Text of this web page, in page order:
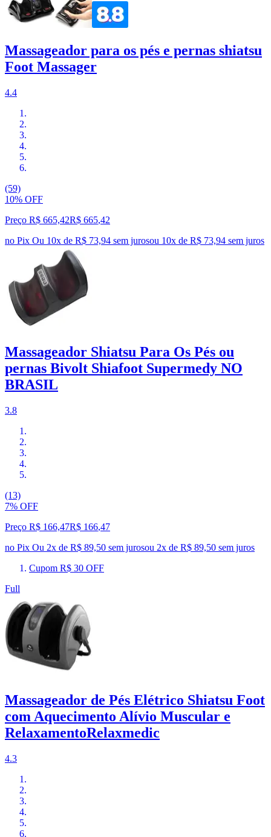
Massageador para os pés e pernas shiatsu
Foot Massager
4.4
(59)
10% OFF
Preço R$ 665,42R$ 665,42
no Pix Ou 10x de R$ 73,94 sem jurosou 10x de R$ 73,94 sem juros
Massageador Shiatsu Para Os Pés ou
pernas Bivolt Shiafoot Supermedy NO
BRASIL
3.8
(13)
7% OFF
Preço R$ 166,47R$ 166,47
no Pix Ou 2x de R$ 89,50 sem jurosou 2x de R$ 89,50 sem juros
Cupom R$ 30 OFF
Full
Massageador de Pés Elétrico Shiatsu Foot
com Aquecimento Alívio Muscular e
RelaxamentoRelaxmedic
4.3